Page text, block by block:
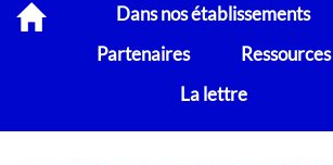
Dans nos établissements
Partenaires
Ressources
La lettre